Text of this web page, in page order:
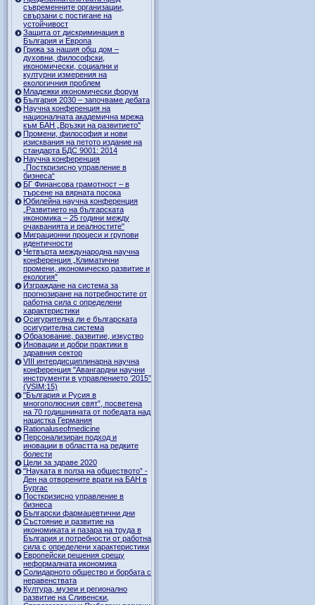
съвременните организации,
свързани с постигане на
устойчивост
Защита от дискриминация в
България и Европа
Грижа за нашия общ дом –
духовни, философски,
икономически, социални и
културни измерения на
екологичния проблем
Младежки икономически форум
България 2030 – започваме дебата
Научна конференция на
националната академична мрежа
към БАН „Връзки на развитието"
Промени, философия и нови
изисквания на петото издание на
стандарта БДС 9001: 2014
Научна конференция
„Посткризисно управление в
бизнеса“
БГ Финансова грамотност – в
търсене на вярната посока
Юбилейна научна конференция
„Развитието на българската
икономика – 25 години между
очакванията и реалностите"
Миграционни процеси и групови
идентичности
Четвърта международна научна
конференция „Климатични
промени, икономическо развитие и
екология”
Изграждане на система за
прогнозиране на потребностите от
работна сила с определени
характеристики
Осигурителна ли е българската
осигурителна система
Образование, развитие, изкуство
Иновации и добри практики в
здравния сектор
VIII интердисциплинарна научна
конференция "Авангардни научни
инструменти в управлението ‘2015”
(VSIM:15)
"България и Русия в
многополюсния свят”, посветена
на 70 годишнината от победата над
нацистка Германия
Rationaluseofmedicine
Персонализиран подход и
иновации в областта на редките
болести
Цели за здраве 2020
"Науката в полза на обществото” -
Ден на отворените врати на БАН в
Бургас
Посткризисно управление в
бизнеса
Български фармацевтични дни
Състояние и развитие на
икономиката и пазара на труда в
България и потребности от работна
сила с определени характеристики
Европейски решения срещу
неформалната икономика
Солидарното общество и борбата с
неравенствата
Култура, музеи и регионално
развитие на Сливенски,